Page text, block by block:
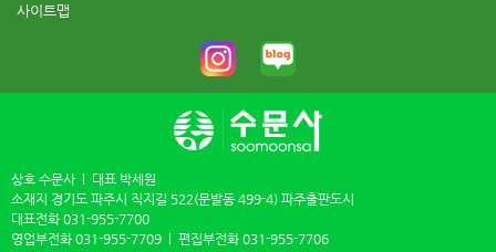
사이트맵
상호 수문사
대표 박세원
소재지 경기도 파주시 직지길 522(문발동 499-4) 파주출판도시
대표전화 031-955-7700
영업부전화 031-955-7709 편집부전화 031-955-7706